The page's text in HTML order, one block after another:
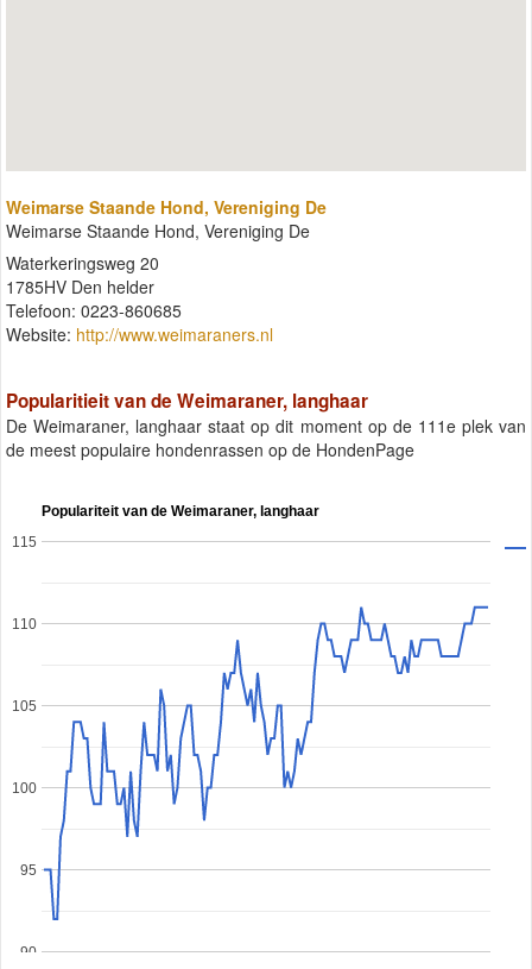
Weimarse Staande Hond, Vereniging De
Weimarse Staande Hond, Vereniging De
Waterkeringsweg 20
1785HV Den helder
Telefoon: 0223-860685
Website: http://www.weimaraners.nl
Popularitieit van de Weimaraner, langhaar
De Weimaraner, langhaar staat op dit moment op de 111e plek van
de meest populaire hondenrassen op de HondenPage
Populariteit van de Weimaraner, langhaar
90
95
100
105
110
115